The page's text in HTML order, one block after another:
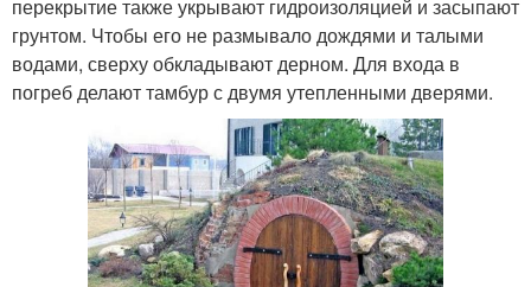
перекрытие также укрывают гидроизоляцией и засыпают
грунтом. Чтобы его не размывало дождями и талыми
водами, сверху обкладывают дерном. Для входа в
погреб делают тамбур с двумя утепленными дверями.